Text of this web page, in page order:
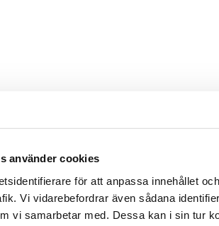
använder cookies
för att anpassa innehållet
Vi vidarebefordrar även sådana
vi samarbetar med. Dessa kan i sin tur